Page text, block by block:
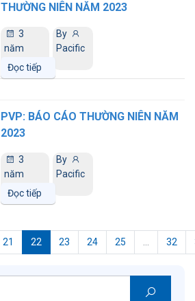
3
năm
trước
By
Pacific
THƯỜNG NIÊN NĂM 2023
Đọc tiếp
3
năm
trước
By
Pacific
PVP: BÁO CÁO THƯỜNG NIÊN NĂM
2023
Đọc tiếp
21 22 23 24 25 32